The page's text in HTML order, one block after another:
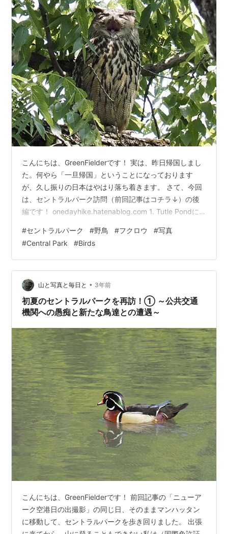
こんにちは、GreenFielderです！ 実は、昨日帰国しまし
た。何やら「一旦帰国」ということになっております
が、久し振りの日本はやはり落ち着きます。 さて、今回
は、セントラルパーク訪問（前回記事はコチラ↓）の後
編です！ onedayhike.hatenablog.com 1. Tutle Pondに
Castle"という小高い丘まで達した後、下って"Turtle
Pond"の畔まで降りてきました。"Belvedere Castle"から
見下ろした際には、殆ど鳥は（冬には沢山いた水鳥含
め）見えませんでした。果たして何…
#セントラルパーク #野鳥 #フクロウ #写真
#Central Park #Birds
山と写真と毎日と • 3年前
初夏のセントラルパークを再訪！① ～公共交通
機関への愚痴と新たな鳥達との遭遇～
こんにちは、GreenFielderです！ 前回記事の「ニューア
ーク空港日の出撮影」の同じ日、そのままマンハッタン
に移動して、セントラルパークを歩き回りました。 出張